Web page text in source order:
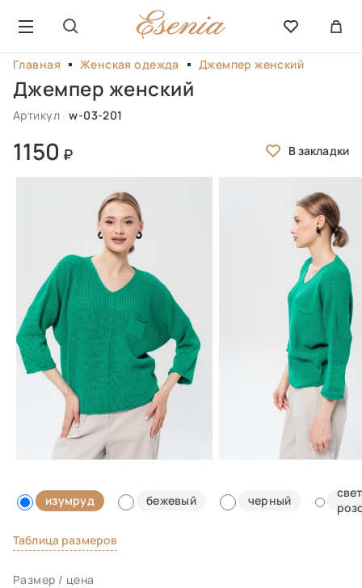
Главная Женская одежда Джемпер женский
Джемпер женский
Артикул w-03-201
1150
изумруд бежевый черный
Таблица размеров
Размер / цена